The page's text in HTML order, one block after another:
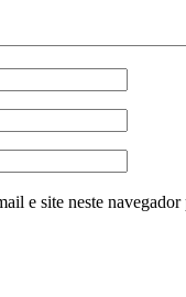
e site neste